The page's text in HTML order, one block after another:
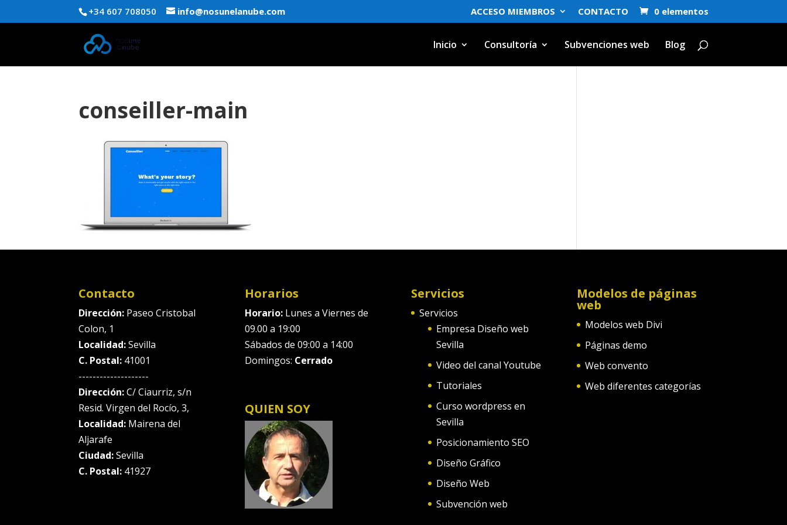
+34 607 708050 info@nosunelanube.com ACCESO MIEMBROS CONTACTO 0 elementos
Inicio Consultoría Subvenciones web Blog
conseiller-main
Contacto
Dirección: Paseo Cristobal
Colon, 1
Localidad:Sevilla
C. Postal: 41001
--------------------
Dirección:C/ Ciaurriz, s/n
Resid. Virgen del Rocío, 3,
Localidad: Mairena del
Aljarafe
Ciudad:Sevilla
C. Postal: 41927
Horarios
Horario:Lunes a Viernes de
09.00 a 19:00
Sábados de 09:00 a 14:00
Domingos: Cerrado
QUIEN SOY
Servicios
Servicios
Empresa Diseño web
Sevilla
Video del canal Youtube
Tutoriales
Curso wordpress en
Sevilla
Posicionamiento SEO
Diseño Gráfico
Diseño Web
Subvención web
Modelos de páginas
web
Modelos web Divi
Páginas demo
Web convento
Web diferentes categorías